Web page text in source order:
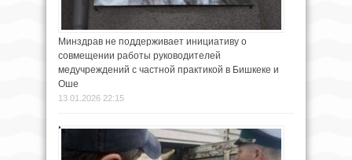
Минздрав не поддерживает инициативу о
совмещении работы руководителей
медучреждений с частной практикой в Бишкеке и
Оше
13.01.2026 22:15